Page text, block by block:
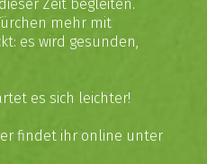
Zeit begleiten.
mehr mit
es wird gesunden,
es sich leichter!⁠
findet ihr online unter⁠